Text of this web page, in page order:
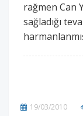
rağmen Can
sağladığı
19/03/2010